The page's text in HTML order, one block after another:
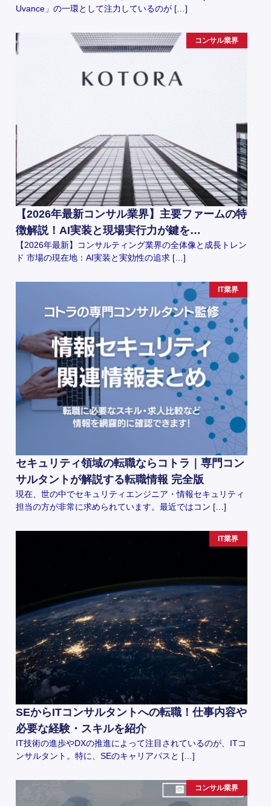
Uvance」の一環として注力しているのが […]
コンサル業界
【2026年最新コンサル業界】主要ファームの特
徴解説！AI実装と現場実行力が鍵を…
【2026年最新】コンサルティング業界の全体像と成長トレン
ド 市場の現在地：AI実装と実効性の追求 […]
IT業界
セキュリティ領域の転職ならコトラ｜専門コン
サルタントが解説する転職情報 完全版
現在、世の中でセキュリティエンジニア・情報セキュリティ
担当の方が非常に求められています。最近ではコン […]
IT業界
SEからITコンサルタントへの転職！仕事内容や
必要な経験・スキルを紹介
IT技術の進歩やDXの推進によって注目されているのが、ITコ
ンサルタント。特に、SEのキャリアパスと […]
コンサル業界